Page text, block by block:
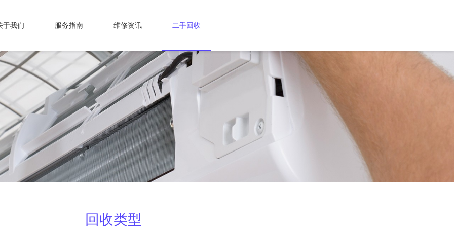
于我们 服务指南 维修资讯 二手回收
回收类型